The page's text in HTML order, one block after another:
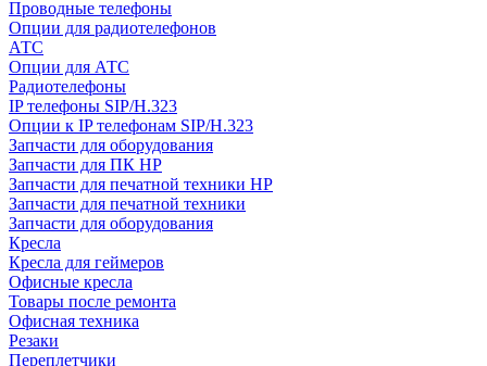
Проводные телефоны
Опции для радиотелефонов
АТС
Опции для АТС
Радиотелефоны
IP телефоны SIP/H.323
Опции к IP телефонам SIP/H.323
Запчасти для оборудования
Запчасти для ПК HP
Запчасти для печатной техники HP
Запчасти для печатной техники
Запчасти для оборудования
Кресла
Кресла для геймеров
Офисные кресла
Товары после ремонта
Офисная техника
Резаки
Переплетчики